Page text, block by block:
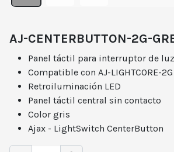
AJ-CENTERBUTTON-2G-
Panel táctil para interruptor de
Compatible con AJ-LIGHTCORE-2G
Retroiluminación LED
Panel táctil central sin contacto
Color gris
Ajax - LightSwitch CenterButton